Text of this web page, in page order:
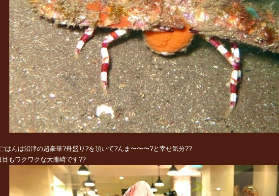
はんは沼津の超豪華?舟盛り?を頂いて?んま〜〜〜?と幸せ気分??
目もワクワクな大瀬崎です??